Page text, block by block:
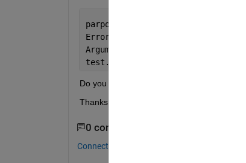
parpool(2)
Error: File: parpool.m Line: 108
Arguments
to IMPORT must
test.
Do you have any ideas/suggestions to fix
Thanks so much.
0 commentaires
Connectez-vous pour commenter.